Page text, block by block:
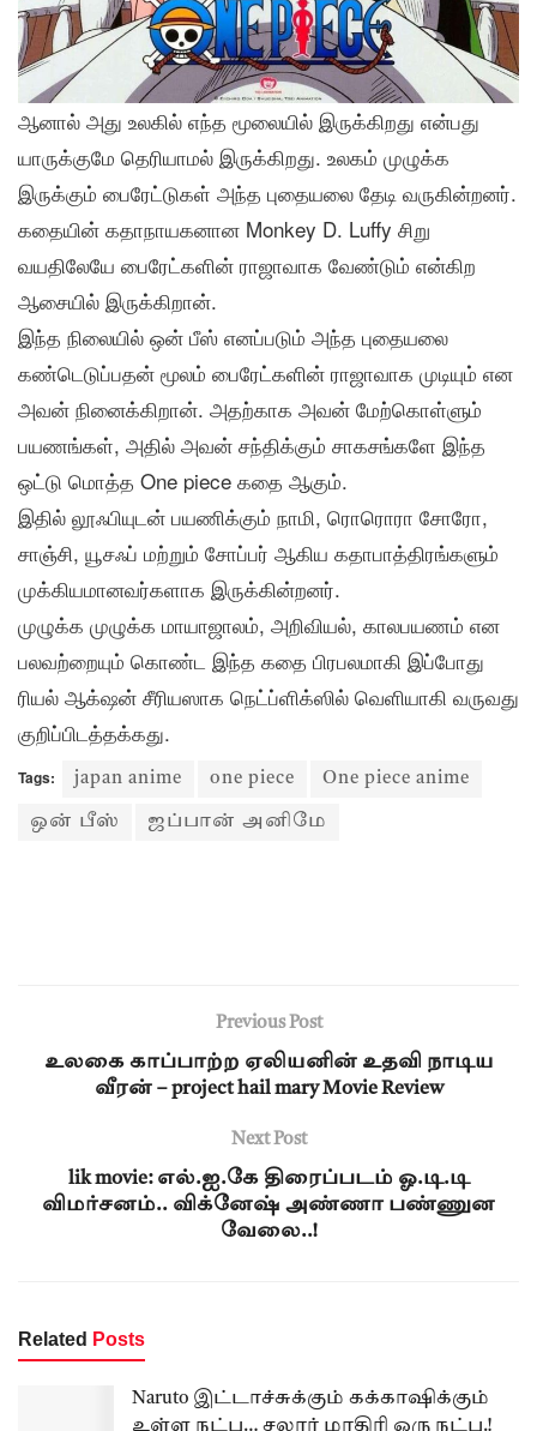
ஆனால் அது உலகில் எந்த மூலையில் இருக்கிறது என்பது
யாருக்குமே தெரியாமல் இருக்கிறது. உலகம் முழுக்க
இருக்கும் பைரேட்டுகள் அந்த புதையலை தேடி வருகின்றனர்.
கதையின் கதாநாயகனான Monkey D. Luffy சிறு
வயதிலேயே பைரேட்களின் ராஜாவாக வேண்டும் என்கிற
ஆசையில் இருக்கிறான்.
இந்த நிலையில் ஒன் பீஸ் எனப்படும் அந்த புதையலை
கண்டெடுப்பதன் மூலம் பைரேட்களின் ராஜாவாக முடியும் என
அவன் நினைக்கிறான். அதற்காக அவன் மேற்கொள்ளும்
பயணங்கள், அதில் அவன் சந்திக்கும் சாகசங்களே இந்த
ஒட்டு மொத்த One piece கதை ஆகும்.
இதில் லூஃபியுடன் பயணிக்கும் நாமி, ரொரொரா சோரோ,
சாஞ்சி, யூசஃப் மற்றும் சோப்பர் ஆகிய கதாபாத்திரங்களும்
முக்கியமானவர்களாக இருக்கின்றனர்.
முழுக்க முழுக்க மாயாஜாலம், அறிவியல், காலபயணம் என
பலவற்றையும் கொண்ட இந்த கதை பிரபலமாகி இப்போது
ரியல் ஆக்‌ஷன் சீரியஸாக நெட்ப்ளிக்ஸில் வெளியாகி வருவது
குறிப்பிடத்தக்கது.
Tags: japan anime one piece One piece anime
ஒன் பீஸ் ஜப்பான் அனிமே
Previous Post
உலகை காப்பாற்ற ஏலியனின் உதவி நாடிய
வீரன் – project hail mary Movie Review
Next Post
lik movie: எல்.ஐ.கே திரைப்படம் ஓ.டி.டி
விமர்சனம்.. விக்னேஷ் அண்ணா பண்ணுன
வேலை..!
Related Posts
Naruto இட்டாச்சுக்கும் கக்காஷிக்கும்
உள்ள நட்பு… சலார் மாதிரி ஒரு நட்பு.!